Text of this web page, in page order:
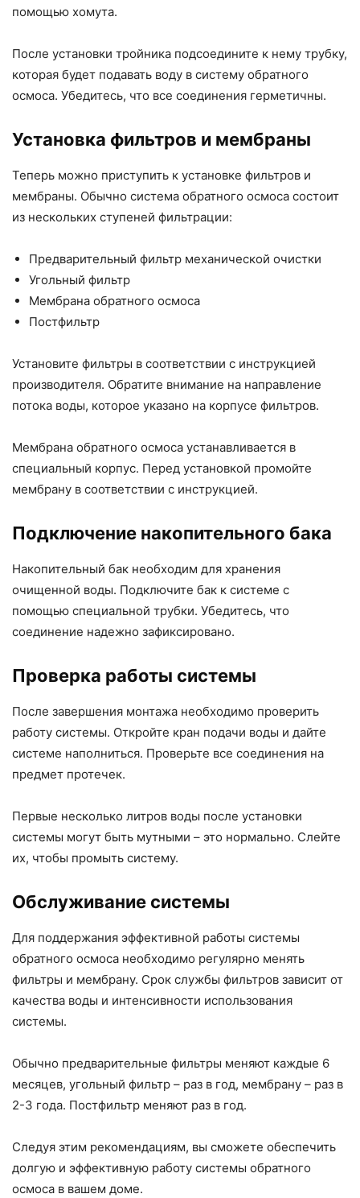
помощью хомута.
После установки тройника подсоедините к нему трубку,
которая будет подавать воду в систему обратного
осмоса. Убедитесь, что все соединения герметичны.
Установка фильтров и мембраны
Теперь можно приступить к установке фильтров и
мембраны. Обычно система обратного осмоса состоит
из нескольких ступеней фильтрации:
Предварительный фильтр механической очистки
Угольный фильтр
Мембрана обратного осмоса
Постфильтр
Установите фильтры в соответствии с инструкцией
производителя. Обратите внимание на направление
потока воды, которое указано на корпусе фильтров.
Мембрана обратного осмоса устанавливается в
специальный корпус. Перед установкой промойте
мембрану в соответствии с инструкцией.
Подключение накопительного бака
Накопительный бак необходим для хранения
очищенной воды. Подключите бак к системе с
помощью специальной трубки. Убедитесь, что
соединение надежно зафиксировано.
Проверка работы системы
После завершения монтажа необходимо проверить
работу системы. Откройте кран подачи воды и дайте
системе наполниться. Проверьте все соединения на
предмет протечек.
Первые несколько литров воды после установки
системы могут быть мутными – это нормально. Слейте
их, чтобы промыть систему.
Обслуживание системы
Для поддержания эффективной работы системы
обратного осмоса необходимо регулярно менять
фильтры и мембрану. Срок службы фильтров зависит от
качества воды и интенсивности использования
системы.
Обычно предварительные фильтры меняют каждые 6
месяцев, угольный фильтр – раз в год, мембрану – раз в
2-3 года. Постфильтр меняют раз в год.
Следуя этим рекомендациям, вы сможете обеспечить
долгую и эффективную работу системы обратного
осмоса в вашем доме.